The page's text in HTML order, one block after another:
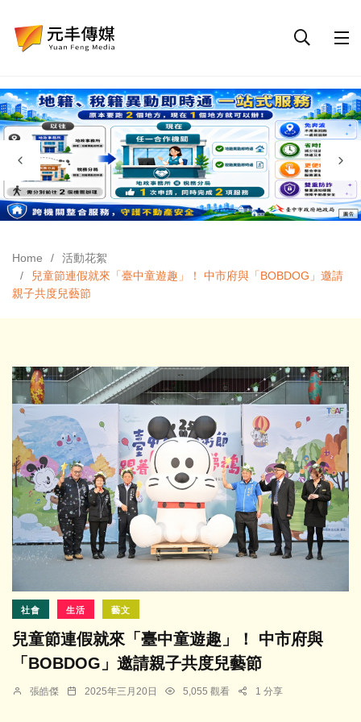
Home
活動花絮
兒童節連假就來「臺中童遊趣」！ 中市府與「BOBDOG」邀請
親子共度兒藝節
社會 生活 藝文
兒童節連假就來「臺中童遊趣」！ 中市府與
「BOBDOG」邀請親子共度兒藝節
張皓傑 2025年三月20日 5,055 觀看 1 分享